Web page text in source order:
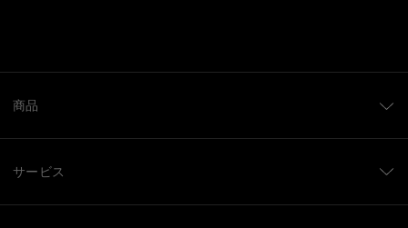
商品
サービス